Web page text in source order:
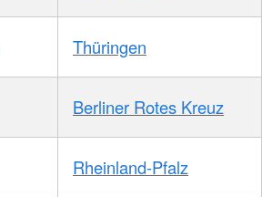
Thüringen
Berliner Rotes Kreuz
Rheinland-Pfalz